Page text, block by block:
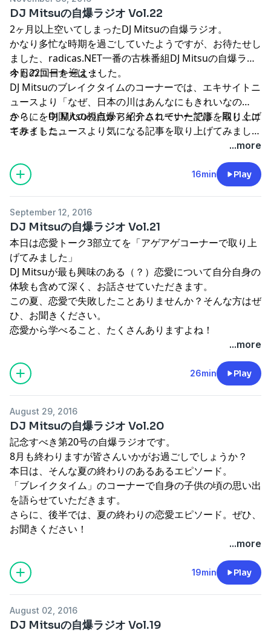
DJ Mitsuの自爆ラジオ Vol.22
2ヶ月以上空いてしまったDJ Mitsuの自爆ラジオ。
かなり多忙な時期を過ごしていたようですが、お待たせし
ました、radicas.NET一番の古株番組DJ Mitsuの自爆ラジ
オも22回目を迎えました。
今日のコーナーは･･･
DJ Mitsuのブレイクタイムのコーナーでは、エキサイトニ
ュースより「なぜ、日本の川はあんなにもきれいなの
か？」を中国人の視点から紹介されていた記事を取り上げ
てみました。
さらに、DJ Mitsuの自爆アイテムコーナーでは、同じくエ
キサイトニュースより気になる記事を取り上げてみまし
た。「不謹慎とされる言葉をつかう人ほど、語彙が豊富で
表現力が豊かであるという研究結果」という記事を取り上
げてみました。
...more
16min Play
September 12, 2016
DJ Mitsuの自爆ラジオ Vol.21
本日は恋愛トーク3部立てを「アゲアゲコーナーで取り上
げてみました」
DJ Mitsuが最も興味のある（？）恋愛について自分自身の
体験も含めて深く、お話させていただきます。
この夏、恋愛で失敗したことありませんか？そんな方はぜ
ひ、お聞きください。
恋愛から学べること、たくさんありますよね！
...more
26min Play
August 29, 2016
DJ Mitsuの自爆ラジオ Vol.20
記念すべき第20号の自爆ラジオです。
8月も終わりますが皆さんいかがお過ごしでしょうか？
本日は、そんな夏の終わりのあるあるエピソード。
「ブレイクタイム」のコーナーで自身の子供の頃の思い出
を語らせていただきます。
さらに、後半では、夏の終わりの恋愛エピソード。ぜひ、
お聞きください！
...more
19min Play
August 02, 2016
DJ Mitsuの自爆ラジオ Vol.19